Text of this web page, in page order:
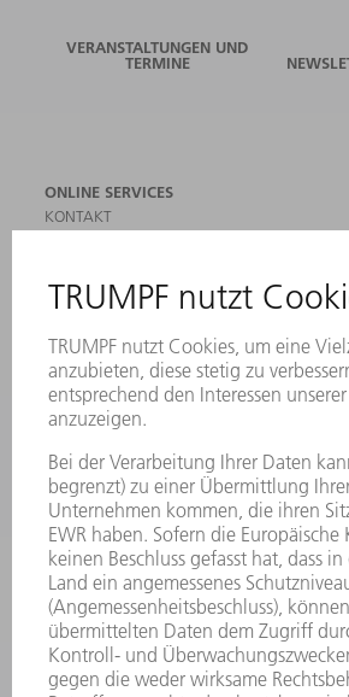
VERANSTALTUNGEN UND
TERMINE
ONLINE SERVICES
KONTAKT
VERANSTALTUNGEN UND TERMINE
NEWSLETTER-ANMELDUNG
MYTRUMPF
SICHERHEITSDATENBLÄTTER
PRODUKTE
MASCHINEN & SYSTEME
LEISTUNGSELEKTRONIK
ELEKTROWERKZEUGE
SMART FACTORY
SOFTWARE
SERVICES
ANWENDUNGEN
BRANCHEN
UNTERNEHMEN
KARRIERE
STELLENANGEBOTE